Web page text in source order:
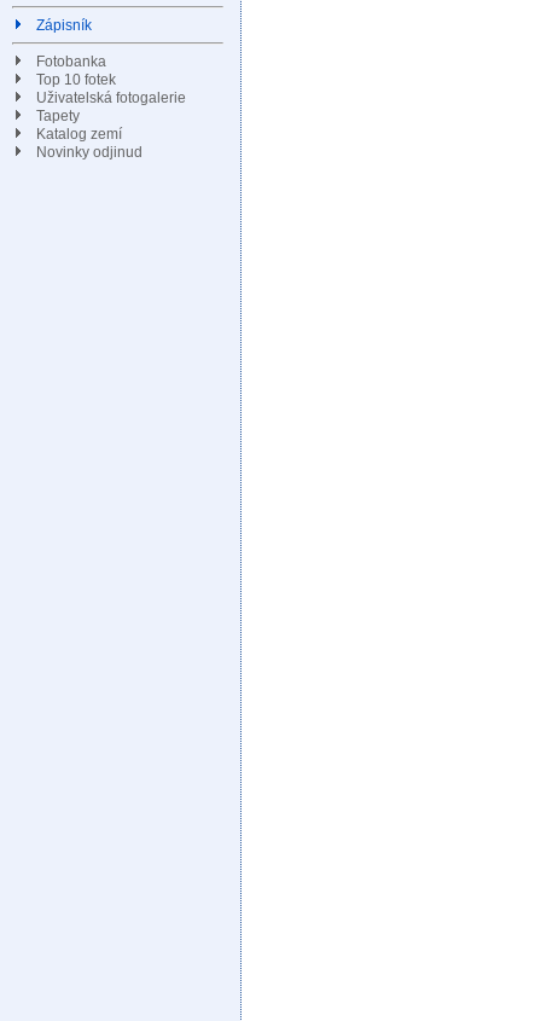
Zápisník
Fotobanka
Top 10 fotek
Uživatelská fotogalerie
Tapety
Katalog zemí
Novinky odjinud